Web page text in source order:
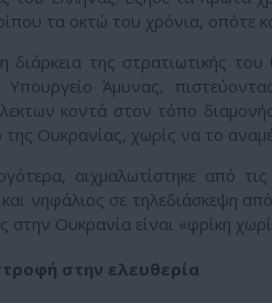
τα οκτώ του χρόνια, οπότε
διάρκεια της στρατιωτικής
Υπουργείο Άμυνας,
κοντά στον τόπο
Ουκρανίας, χωρίς να το
αιχμαλωτίστηκε από
νηφάλιος σε τηλεδιάσκεψη
στην Ουκρανία είναι «φρίκη
στην ελευθερία